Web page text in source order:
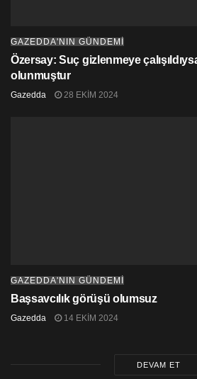
GAZEDDA'NIN GÜNDEMİ
Özersay: Suç gizlenmeye
olunmuştur
Gazedda 28 EKIM 2024
GAZEDDA'NIN GÜNDEMİ
Başsavcılık görüşü olumsuz
Gazedda 14 EKIM 2024
DEVAM ET